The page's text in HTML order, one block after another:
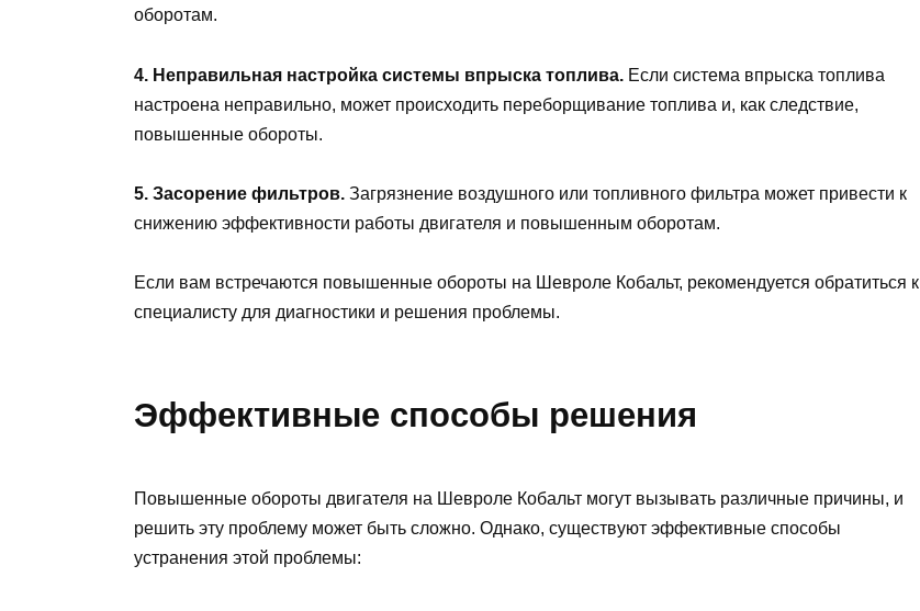
оборотам.
4. Неправильная настройка системы впрыска топлива. Если система впрыска топлива
настроена неправильно, может происходить переборщивание топлива и, как следствие,
повышенные обороты.
5. Засорение фильтров. Загрязнение воздушного или топливного фильтра может привести к
снижению эффективности работы двигателя и повышенным оборотам.
Если вам встречаются повышенные обороты на Шевроле Кобальт, рекомендуется обратиться к
специалисту для диагностики и решения проблемы.
Эффективные способы решения
Повышенные обороты двигателя на Шевроле Кобальт могут вызывать различные причины, и
решить эту проблему может быть сложно. Однако, существуют эффективные способы
устранения этой проблемы: